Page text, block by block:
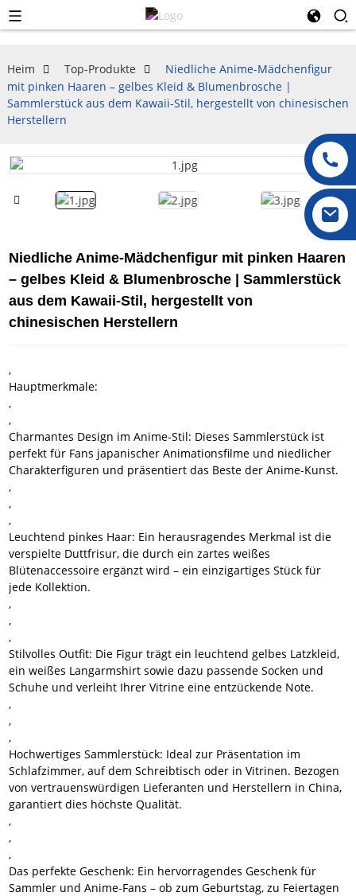
Heim Top-Produkte
Niedliche Anime-Mädchenfigur
mit pinken Haaren – gelbes Kleid & Blumenbrosche |
Sammlerstück aus dem Kawaii-Stil, hergestellt von chinesischen
Herstellern
Niedliche Anime-Mädchenfigur mit pinken Haaren
– gelbes Kleid & Blumenbrosche | Sammlerstück
aus dem Kawaii-Stil, hergestellt von
chinesischen Herstellern
,
Hauptmerkmale:
,
,
Charmantes Design im Anime-Stil: Dieses Sammlerstück ist
perfekt für Fans japanischer Animationsfilme und niedlicher
Charakterfiguren und präsentiert das Beste der Anime-Kunst.
,
,
,
Leuchtend pinkes Haar: Ein herausragendes Merkmal ist die
verspielte Duttfrisur, die durch ein zartes weißes
Blütenaccessoire ergänzt wird – ein einzigartiges Stück für
jede Kollektion.
,
,
,
Stilvolles Outfit: Die Figur trägt ein leuchtend gelbes Latzkleid,
ein weißes Langarmshirt sowie dazu passende Socken und
Schuhe und verleiht Ihrer Vitrine eine entzückende Note.
,
,
,
Hochwertiges Sammlerstück: Ideal zur Präsentation im
Schlafzimmer, auf dem Schreibtisch oder in Vitrinen. Bezogen
von vertrauenswürdigen Lieferanten und Herstellern in China,
garantiert dies höchste Qualität.
,
,
,
Das perfekte Geschenk: Ein hervorragendes Geschenk für
Sammler und Anime-Fans – ob zum Geburtstag, zu Feiertagen